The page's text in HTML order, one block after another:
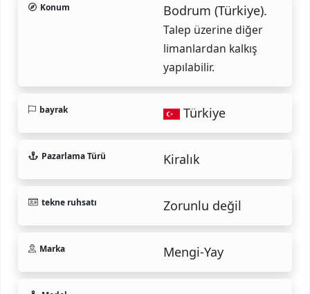
Konum Bodrum (Türkiye).
Talep üzerine diğer
limanlardan kalkış
yapılabilir.
bayrak Türkiye
Pazarlama Türü Kiralık
tekne ruhsatı Zorunlu değil
Marka Mengi-Yay